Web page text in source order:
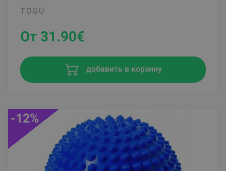
TOGU
От 31.90€
добавить в корзину
-12%